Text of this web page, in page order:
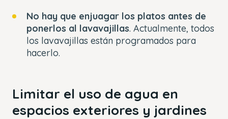
No hay que enjuagar los platos antes de
ponerlos al lavavajillas. Actualmente, todos
los lavavajillas están programados para
hacerlo.
Limitar el uso de agua en
espacios exteriores y jardines